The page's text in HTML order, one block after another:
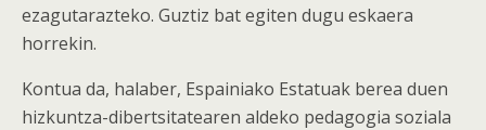
ezagutarazteko. Guztiz bat egiten dugu eskaera
horrekin.
Kontua da, halaber, Espainiako Estatuak berea duen
hizkuntza-dibertsitatearen aldeko pedagogia soziala